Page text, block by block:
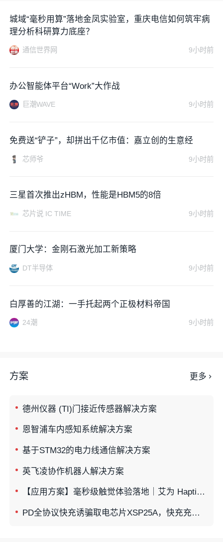
城域“毫秒用算”落地金凤实验室，重庆电信如何筑牢病
理分析科研算力底座？
通信世界网 9小时前
办公智能体平台“Work”大作战
巨潮WAVE 9小时前
免费送“铲子”，却拼出千亿市值：嘉立创的生意经
芯师爷 9小时前
三星首次推出zHBM，性能是HBM5的8倍
芯片说 IC TIME 9小时前
厦门大学：金刚石激光加工新策略
DT半导体 9小时前
白厚善的江湖：一手托起两个正极材料帝国
24潮 9小时前
方案 更多
德州仪器 (TI)门接近传感器解决方案
恩智浦车内感知系统解决方案
基于STM32的电力线通信解决方案
英飞凌协作机器人解决方案
【应用方案】毫秒级触觉体验落地｜艾为 Haptic触觉反馈方案开启电竞鼠标新世代
PD全协议快充诱骗取电芯片XSP25A，快充充电器测试全流程解析--转快充 PD快充